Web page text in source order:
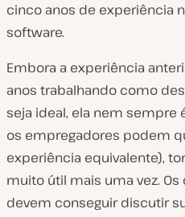
cinco anos de experiência
software.
Embora a experiência
anos trabalhando como
seja ideal, ela nem sempre
os empregadores podem
experiência equivalente),
muito útil mais uma vez.
devem conseguir discutir